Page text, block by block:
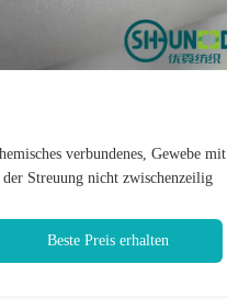
verbundenes, Gewebe mit
der Streuung nicht zwischenzeilig
Beste Preis erhalten